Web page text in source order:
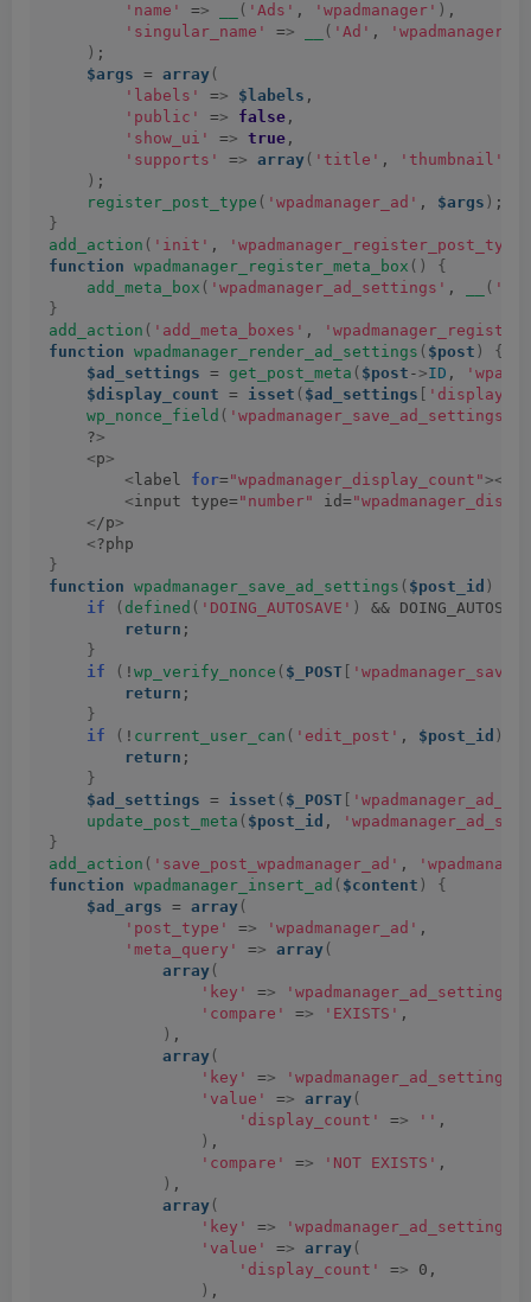
'name'
=> ( 'Ads' , 'wpadmanager' ) ,
'singular_name'
=> ( 'Ad' , 'wpadmanager'
) ;
$args = array (
'labels'
=> $labels ,
'public'
=> false ,
'show_ui'
=> true ,
'supports'
=> array ( 'title' , 'thumbnail'
) ;
register_post_type ( 'wpadmanager_ad' , $args ) ;
}
add_action ( 'init' ,
'wpadmanager_register_post_type'
function wpadmanager_register_meta_box ()
{
add_meta_box ( 'wpadmanager_ad_settings' , (
}
add_action ( 'add_meta_boxes' ,
function wpadmanager_render_ad_settings ( $post )
{
$ad_settings = get_post_meta ( $post ->ID ,
$display_count = isset ( $ad_settings
wp_nonce_field ( 'wpadmanager_save_ad_settings'
    ?
>
<p>
< label for= "wpadmanager_display_count"><
<input type= "number" id=
< /p>
<?php
}
function wpadmanager_save_ad_settings ( $post_id )
if
( defined ( 'DOING_AUTOSAVE' )
&& DOING_AUTOSAVE
return ;
}
if
( ! wp_verify_nonce ( $_POST
return ;
}
if
( ! current_user_can ( 'edit_post' , $post_id ))
return ;
}
$ad_settings = isset ( $_POST
update_post_meta ( $post_id ,
}
add_action ( 'save_post_wpadmanager_ad' ,
function wpadmanager_insert_ad ( $content )
{
$ad_args = array (
'post_type'
=> 'wpadmanager_ad' ,
'meta_query'
=> array (
array (
'key'
=> 'wpadmanager_ad_settings'
'compare'
=> 'EXISTS' ,
) ,
array (
'key'
=> 'wpadmanager_ad_settings'
'value'
=> array (
'display_count'
=> '' ,
) ,
'compare'
=> 'NOT EXISTS' ,
) ,
array (
'key'
=> 'wpadmanager_ad_settings'
'value'
=> array (
'display_count'
=> 0,
) ,